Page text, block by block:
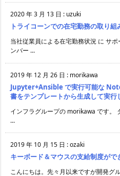
2020 年 3 月 13 日 : uzuki
トライコーンでの在宅勤務の取り組
当社従業員による在宅勤務状況 に サ
ンバー ...
2019 年 12 月 26 日 : morikawa
Jupyter+Ansible で実行可能な
書をテンプレートから生成して実行
インフラグループの morikawa です。
...
2019 年 10 月 15 日 :ozaki
キーボード＆マウスの支給制度がで
こんにちは。先々月以来ですが開発グ